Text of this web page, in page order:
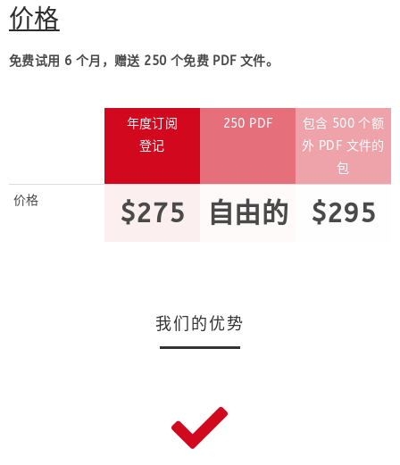
价格
免费试用 6 个月，赠送 250 个免费 PDF 文件。
年度订阅
登记
250 PDF
包含 500 个额
外 PDF 文件的
包
价格 $275 自由的 $295
我们的优势